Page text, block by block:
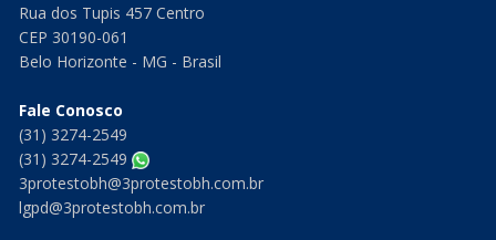
Rua dos Tupis 457 Centro
CEP 30190-061
Belo Horizonte - MG - Brasil
Fale Conosco
(31) 3274-2549
(31) 3274-2549
3protestobh@3protestobh.com.br
lgpd@3protestobh.com.br